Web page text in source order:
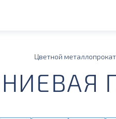
Цветной металлопрокат